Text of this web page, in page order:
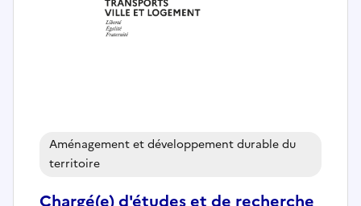
Chargé(e) d'études et de recherche
Aménagement et développement durable du
territoire